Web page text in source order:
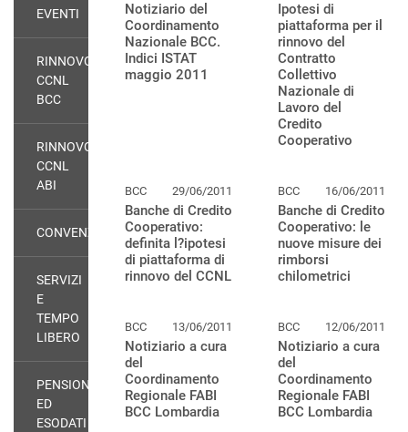
EVENTI
RINNOVO
CCNL
BCC
RINNOVO
CCNL
ABI
CONVENZIONI
SERVIZI
E
TEMPO
LIBERO
PENSIONATI
ED
ESODATI
Notiziario del
Coordinamento
Nazionale BCC.
Indici ISTAT
maggio 2011
Ipotesi di
piattaforma per il
rinnovo del
Contratto
Collettivo
Nazionale di
Lavoro del
Credito
Cooperativo
BCC 29/06/2011
Banche di Credito
Cooperativo:
definita l?ipotesi
di piattaforma di
rinnovo del CCNL
BCC 16/06/2011
Banche di Credito
Cooperativo: le
nuove misure dei
rimborsi
chilometrici
BCC 13/06/2011
Notiziario a cura
del
Coordinamento
Regionale FABI
BCC Lombardia
BCC 12/06/2011
Notiziario a cura
del
Coordinamento
Regionale FABI
BCC Lombardia